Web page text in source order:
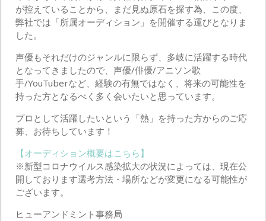
が控えていることから、まだ見ぬ原石を探す為、この度、
弊社では「所属オーディション」を開催する運びとなりま
した。
声優もそれだけのジャンルに限らず、多岐に活躍する時代
となってきましたので、声優/俳優/アニソン歌
手/YouTuberなど、経験の有無ではなく、将来の可能性を
持った方となるべく多く会いたいと思っています。
プロとして活躍したいという「熱」を持った方からのご応
募、お待ちしています！
【オーディション概要はこちら】
※新型コロナウイルス感染拡大の状況によっては、現在公
開しております選考方法・場所などが変更になる可能性が
ございます。
ヒューアンドミント事務局